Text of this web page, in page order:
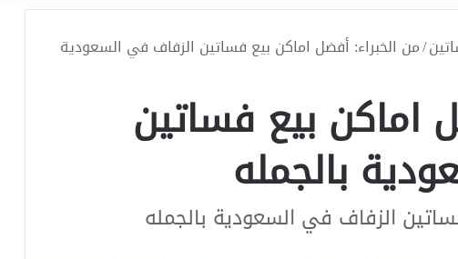
/من الخبراء: أفضل اماكن بيع فساتين الزفاف في السعودية
اماكن بيع فساتين
بالجمله
الزفاف في السعودية بالجمله